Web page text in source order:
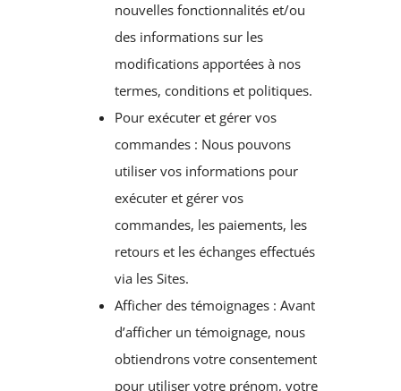
nouvelles fonctionnalités et/ou
des informations sur les
modifications apportées à nos
termes, conditions et politiques.
Pour exécuter et gérer vos
commandes : Nous pouvons
utiliser vos informations pour
exécuter et gérer vos
commandes, les paiements, les
retours et les échanges effectués
via les Sites.
Afficher des témoignages : Avant
d’afficher un témoignage, nous
obtiendrons votre consentement
pour utiliser votre prénom, votre